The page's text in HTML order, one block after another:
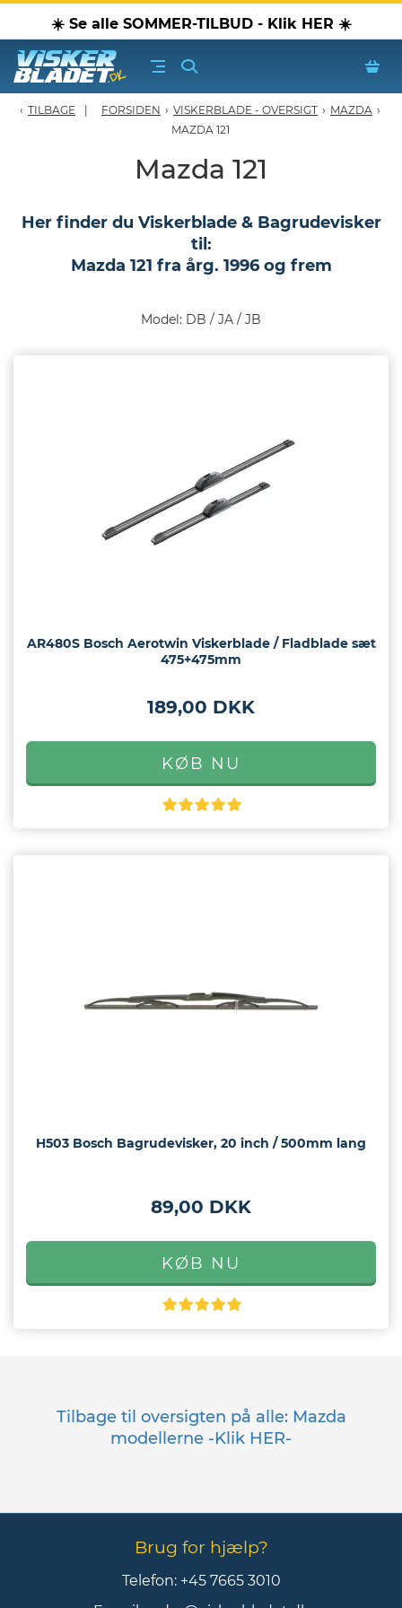
☀️ Se alle SOMMER-TILBUD - Klik HER ☀️
olier & spray
TILBAGE FORSIDEN › VISKERBLADE - OVERSIGT › MAZDA ›
MAZDA 121
Mazda 121
Her finder du Viskerblade & Bagrudevisker
til:
Mazda 121 fra årg. 1996 og frem
Model: DB / JA / JB
AR480S Bosch Aerotwin Viskerblade / Fladblade sæt
475+475mm
189,00 DKK
H503 Bosch Bagrudevisker, 20 inch / 500mm lang
89,00 DKK
Tilbage til oversigten på alle: Mazda
modellerne -Klik HER-
Brug for hjælp?
Telefon: +45 7665 3010